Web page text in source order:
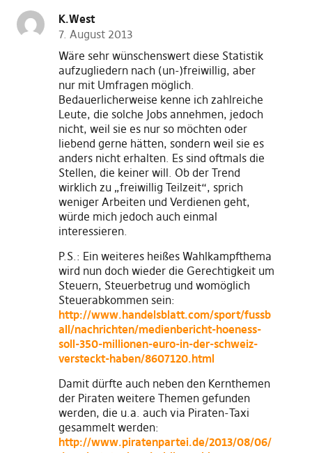
K.West
7. August 2013
Wäre sehr wünschenswert diese Statistik
aufzugliedern nach (un-)freiwillig, aber
nur mit Umfragen möglich.
Bedauerlicherweise kenne ich zahlreiche
Leute, die solche Jobs annehmen, jedoch
nicht, weil sie es nur so möchten oder
liebend gerne hätten, sondern weil sie es
anders nicht erhalten. Es sind oftmals die
Stellen, die keiner will. Ob der Trend
wirklich zu „freiwillig Teilzeit“, sprich
weniger Arbeiten und Verdienen geht,
würde mich jedoch auch einmal
interessieren.
P.S.: Ein weiteres heißes Wahlkampfthema
wird nun doch wieder die Gerechtigkeit um
Steuern, Steuerbetrug und womöglich
Steuerabkommen sein:
http://www.handelsblatt.com/sport/fussb
all/nachrichten/medienbericht-hoeness-
soll-350-millionen-euro-in-der-schweiz-
versteckt-haben/8607120.html
Damit dürfte auch neben den Kernthemen
der Piraten weitere Themen gefunden
werden, die u.a. auch via Piraten-Taxi
gesammelt werden:
http://www.piratenpartei.de/2013/08/06/